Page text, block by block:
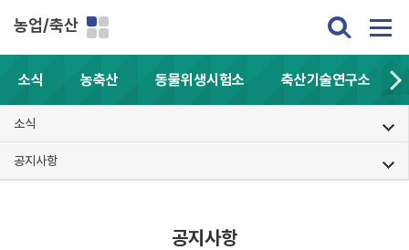
농업/축산
소식 농축산 동물위생시험소 축산기술연구소
소식
공지사항
공지사항